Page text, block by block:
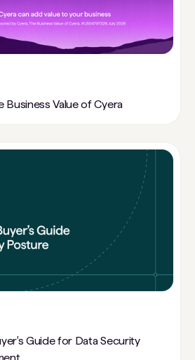
Business Value of Cyera
Guide for Data Security